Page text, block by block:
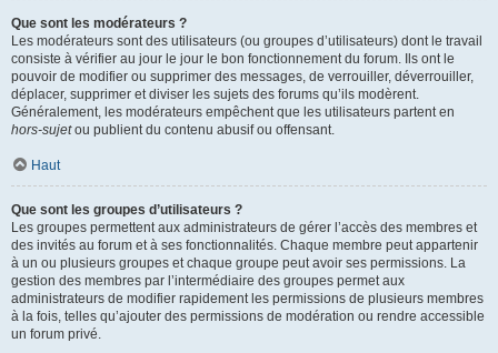
Que sont les modérateurs ?
Les modérateurs sont des utilisateurs (ou groupes d’utilisateurs) dont le travail
consiste à vérifier au jour le jour le bon fonctionnement du forum. Ils ont le
pouvoir de modifier ou supprimer des messages, de verrouiller, déverrouiller,
déplacer, supprimer et diviser les sujets des forums qu’ils modèrent.
Généralement, les modérateurs empêchent que les utilisateurs partent en
hors-sujetou publient du contenu abusif ou offensant.
Haut
Que sont les groupes d’utilisateurs ?
Les groupes permettent aux administrateurs de gérer l’accès des membres et
des invités au forum et à ses fonctionnalités. Chaque membre peut appartenir
à un ou plusieurs groupes et chaque groupe peut avoir ses permissions. La
gestion des membres par l’intermédiaire des groupes permet aux
administrateurs de modifier rapidement les permissions de plusieurs membres
à la fois, telles qu’ajouter des permissions de modération ou rendre accessible
un forum privé.